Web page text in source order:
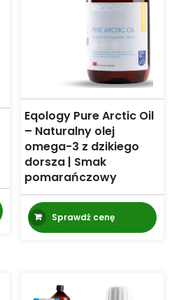
Eqology Pure Arctic Oil
– Naturalny olej
omega-3 z dzikiego
dorsza | Smak
pomarańczowy
Sprawdź cenę